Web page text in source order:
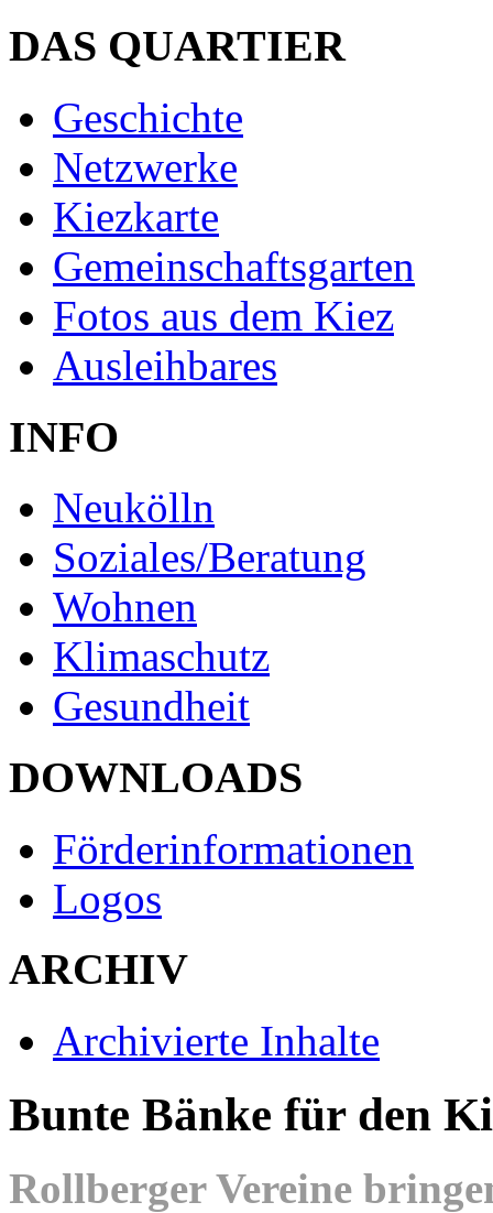
DAS QUARTIER
Geschichte
Netzwerke
Kiezkarte
Gemeinschaftsgarten
Fotos aus dem Kiez
Ausleihbares
INFO
Neukölln
Soziales/Beratung
Wohnen
Klimaschutz
Gesundheit
DOWNLOADS
Förderinformationen
Logos
ARCHIV
Archivierte Inhalte
Bunte Bänke für den
Rollberger Vereine